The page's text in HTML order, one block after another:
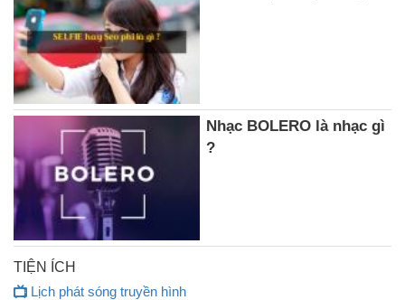
Nhạc BOLERO là nhạc gì
?
TIỆN ÍCH
Lịch phát sóng truyền hình